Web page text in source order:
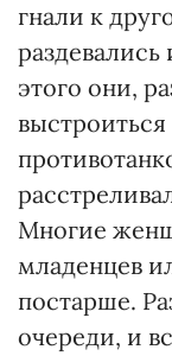
гнали к
этого они,
Многие
младенцев
постарше.
очереди, и